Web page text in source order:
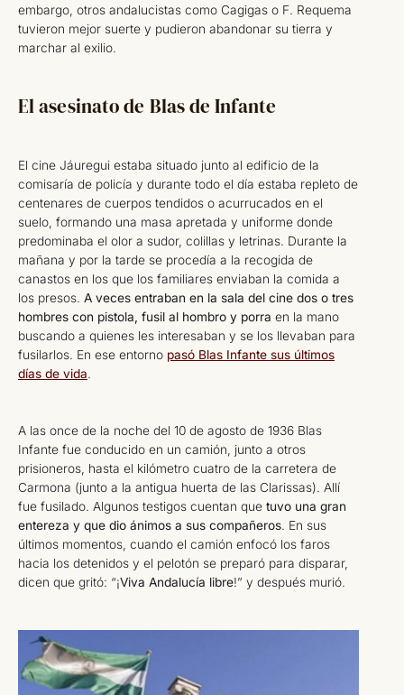
embargo, otros andalucistas como Cagigas o F. Requema
tuvieron mejor suerte y pudieron abandonar su tierra y
marchar al exilio.
El asesinato de Blas de Infante
El cine Jáuregui estaba situado junto al edificio de la
comisaría de policía y durante todo el día estaba repleto de
centenares de cuerpos tendidos o acurrucados en el
suelo, formando una masa apretada y uniforme donde
predominaba el olor a sudor, colillas y letrinas. Durante la
mañana y por la tarde se procedía a la recogida de
canastos en los que los familiares enviaban la comida a
los presos. A veces entraban en la sala del cine dos o tres
hombres con pistola, fusil al hombro y porra en la mano
buscando a quienes les interesaban y se los llevaban para
fusilarlos. En ese entorno pasó Blas Infante sus últimos
días de vida.
A las once de la noche del 10 de agosto de 1936 Blas
Infante fue conducido en un camión, junto a otros
prisioneros, hasta el kilómetro cuatro de la carretera de
Carmona (junto a la antigua huerta de las Clarissas). Allí
fue fusilado. Algunos testigos cuentan que tuvo una gran
entereza y que dio ánimos a sus compañeros. En sus
últimos momentos, cuando el camión enfocó los faros
hacia los detenidos y el pelotón se preparó para disparar,
dicen que gritó: “¡Viva Andalucía libre!” y después murió.